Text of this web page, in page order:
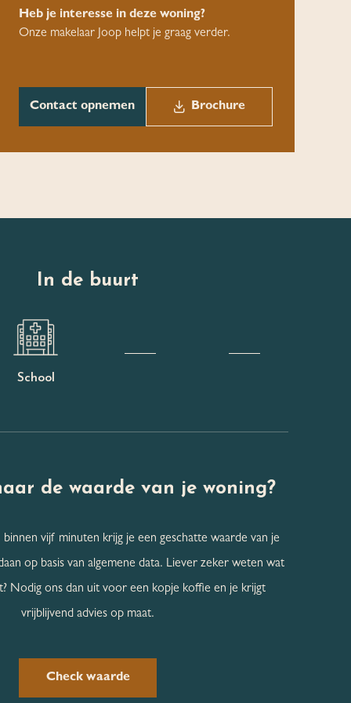
Heb je interesse in deze woning?
Onze makelaar Joop helpt je graag verder.
Contact opnemen Brochure
In de buurt
School
de waarde van je woning?
binnen vijf minuten krijg je een geschatte waarde van je
op basis van algemene data. Liever zeker weten wat
Nodig ons dan uit voor een kopje koffie en je krijgt
vrijblijvend advies op maat.
Check waarde